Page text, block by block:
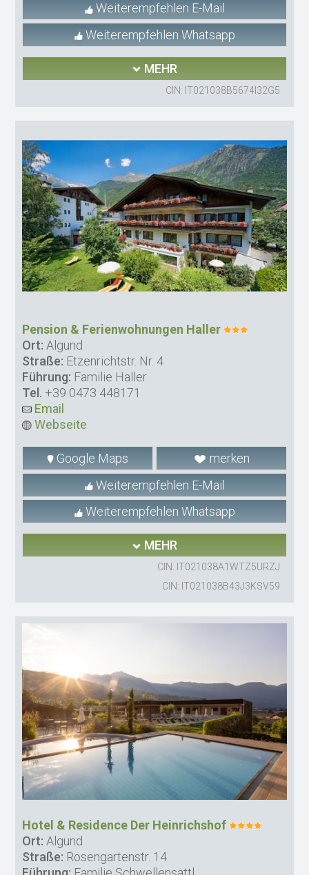
Weiterempfehlen E-Mail
Weiterempfehlen Whatsapp
MEHR
CIN: IT021038B5674I32G5
Pension & Ferienwohnungen Haller
Ort: Algund
Straße: Etzenrichtstr. Nr. 4
Führung: Familie Haller
Tel. +39 0473 448171
Email
Webseite
Google Maps
merken
Weiterempfehlen E-Mail
Weiterempfehlen Whatsapp
MEHR
CIN: IT021038A1WTZ5URZJ
CIN: IT021038B43J3KSV59
Hotel & Residence Der Heinrichshof
Ort: Algund
Straße: Rosengartenstr. 14